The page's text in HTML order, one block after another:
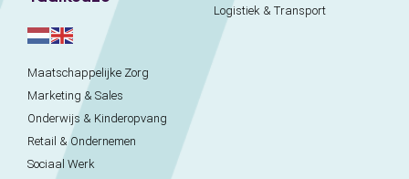
Logistiek & Transport
Maatschappelijke Zorg
Marketing & Sales
Onderwijs & Kinderopvang
Retail & Ondernemen
Sociaal Werk